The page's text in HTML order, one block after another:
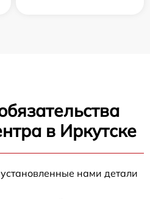
в Иркутске
нами детали